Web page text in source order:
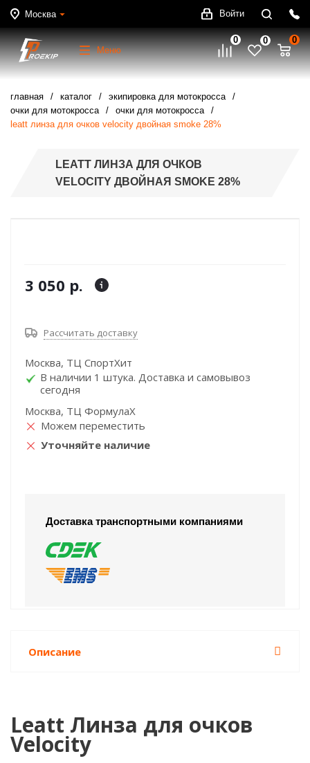
Москва Войти
Меню
0 0 0
главная каталог
экипировка для мотокросса
очки для мотокросса
очки для мотокросса
leatt линза для очков velocity двойная smoke 28%
LEATT ЛИНЗА ДЛЯ ОЧКОВ
VELOCITY ДВОЙНАЯ SMOKE 28%
3 050 р.
Рассчитать доставку
Москва, ТЦ СпортХит
В наличии 1 штука. Доставка и самовывоз
сегодня
Москва, ТЦ ФормулаХ
Можем переместить
Уточняйте наличие
Доставка транспортными компаниями
Описание
Leatt Линза для очков
Velocity